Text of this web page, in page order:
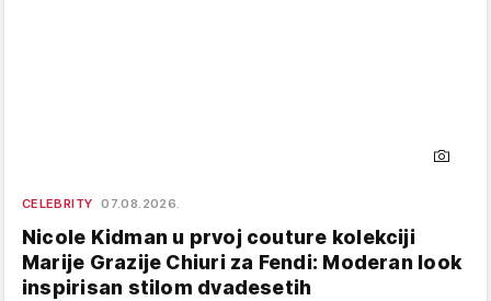
CELEBRITY 07.08.2026.
Nicole Kidman u prvoj couture kolekciji
Marije Grazije Chiuri za Fendi: Moderan look
inspirisan stilom dvadesetih